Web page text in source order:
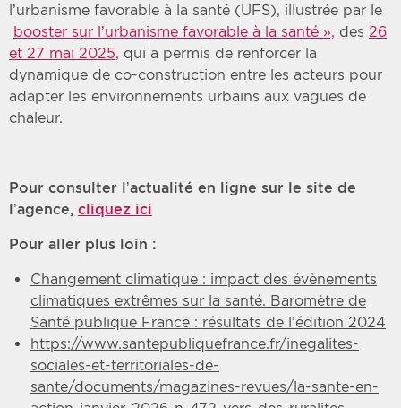
l’urbanisme favorable à la santé (UFS), illustrée par le
booster sur l’urbanisme favorable à la santé », des 26
et 27 mai 2025, qui a permis de renforcer la
dynamique de co-construction entre les acteurs pour
adapter les environnements urbains aux vagues de
chaleur.
Pour consulter l’actualité en ligne sur le site de
l’agence, cliquez ici
Pour aller plus loin :
Changement climatique : impact des évènements
climatiques extrêmes sur la santé. Baromètre de
Santé publique France : résultats de l’édition 2024
https://www.santepubliquefrance.fr/inegalites-
sociales-et-territoriales-de-
sante/documents/magazines-revues/la-sante-en-